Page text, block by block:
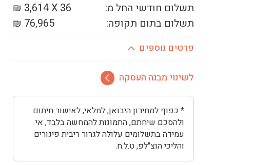
תשלום חודשי החל מ:
36
X
3,614 ₪
תשלום בתום תקופה:
76,965 ₪
פרטים נוספים
לשינוי מבנה העסקה
* כפוף למחירון היבואן, למלאי, לאישור חיתום
ולהסכם שיחתם, התמונות להמחשה בלבד, אי
עמידה בתשלומים עלולה לגרור ריבית פיגורים
והליכי הוצ"לפ, ט.ל.ח.